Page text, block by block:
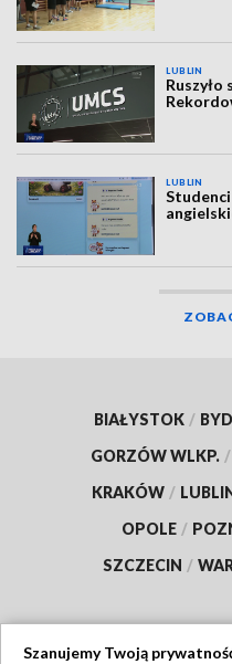
LUBLIN
Ruszyło
LUBLIN
BIAŁYSTOK /
GORZÓW WLKP. /
KRAKÓW /
OPOLE /
SZCZECIN /
Szanujemy Twoją